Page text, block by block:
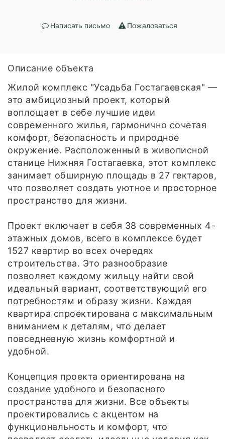
Написать письмо Пожаловаться
Описание объекта
Жилой комплекс "Усадьба Гостагаевская" —
это амбициозный проект, который
воплощает в себе лучшие идеи
современного жилья, гармонично сочетая
комфорт, безопасность и природное
окружение. Расположенный в живописной
станице Нижняя Гостагаевка, этот комплекс
занимает обширную площадь в 27 гектаров,
что позволяет создать уютное и просторное
пространство для жизни.
Проект включает в себя 38 современных 4-
этажных домов, всего в комплексе будет
1527 квартир во всех очередях
строительства. Это разнообразие
позволяет каждому жильцу найти свой
идеальный вариант, соответствующий его
потребностям и образу жизни. Каждая
квартира спроектирована с максимальным
вниманием к деталям, что делает
повседневную жизнь комфортной и
удобной.
Концепция проекта ориентирована на
создание удобного и безопасного
пространства для жизни. Все объекты
проектировались с акцентом на
функциональность и комфорт, что